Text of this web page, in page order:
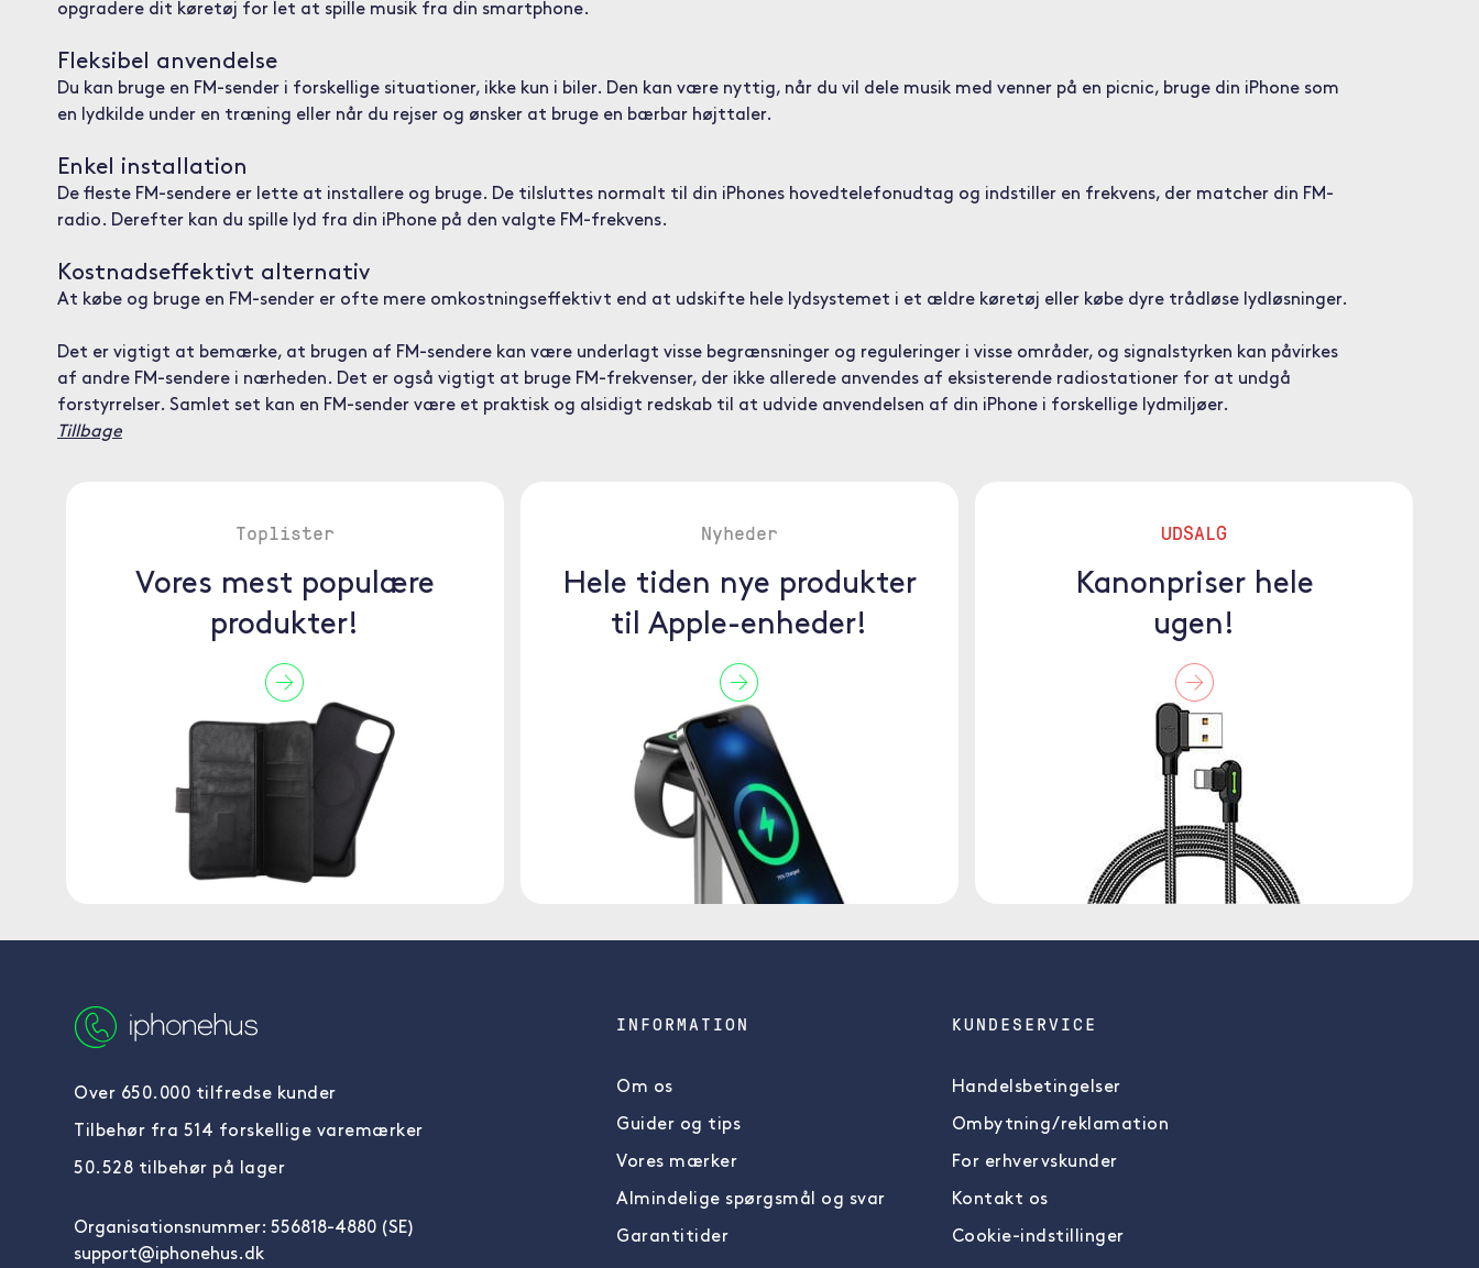
opgradere dit køretøj for let at spille musik fra din smartphone.
Fleksibel anvendelse
Du kan bruge en FM-sender i forskellige situationer, ikke kun i biler. Den kan være nyttig, når du vil dele musik med venner på en picnic, bruge din iPhone som
en lydkilde under en træning eller når du rejser og ønsker at bruge en bærbar højttaler.
Enkel installation
De fleste FM-sendere er lette at installere og bruge. De tilsluttes normalt til din iPhones hovedtelefonudtag og indstiller en frekvens, der matcher din FM-
radio. Derefter kan du spille lyd fra din iPhone på den valgte FM-frekvens.
Kostnadseffektivt alternativ
At købe og bruge en FM-sender er ofte mere omkostningseffektivt end at udskifte hele lydsystemet i et ældre køretøj eller købe dyre trådløse lydløsninger.
Det er vigtigt at bemærke, at brugen af FM-sendere kan være underlagt visse begrænsninger og reguleringer i visse områder, og signalstyrken kan påvirkes
af andre FM-sendere i nærheden. Det er også vigtigt at bruge FM-frekvenser, der ikke allerede anvendes af eksisterende radiostationer for at undgå
forstyrrelser. Samlet set kan en FM-sender være et praktisk og alsidigt redskab til at udvide anvendelsen af din iPhone i forskellige lydmiljøer.
Tillbage
Toplister
Vores mest populære
produkter!
Nyheder
Hele tiden nye produkter
til Apple-enheder!
UDSALG
Kanonpriser hele
ugen!
Over 650.000 tilfredse kunder
Tilbehør fra 514 forskellige varemærker
50.528 tilbehør på lager
Organisationsnummer: 556818-4880 (SE)
support@iphonehus.dk
INFORMATION
Om os
Guider og tips
Vores mærker
Almindelige spørgsmål og svar
Garantitider
KUNDESERVICE
Handelsbetingelser
Ombytning/reklamation
For erhvervskunder
Kontakt os
Cookie-indstillinger